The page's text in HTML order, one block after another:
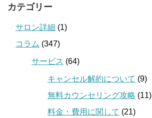
カテゴリー
サロン詳細 (1)
コラム (347)
サービス (64)
キャンセル解約について (9)
無料カウンセリング攻略 (11)
料金・費用に関して (21)